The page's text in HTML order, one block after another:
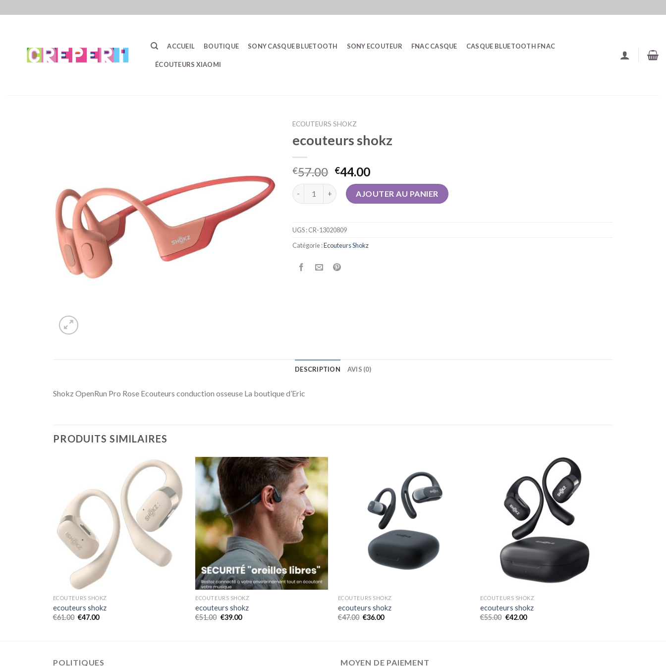
ACCUEIL BOUTIQUE SONY CASQUE BLUETOOTH SONY ECOUTEUR FNAC CASQUE CASQUE BLUETOOTH FNAC
ÉCOUTEURS XIAOMI
ECOUTEURS SHOKZ
ecouteurs shokz
€57.00 €44.00
quantité de ecouteurs shokzAJOUTER AU PANIER
UGS :CR-13020809
Catégorie :Ecouteurs Shokz
DESCRIPTION AVIS (0)
Shokz OpenRun Pro Rose Ecouteurs conduction osseuse La boutique d’Eric
PRODUITS SIMILAIRES
ECOUTEURS SHOKZ
ecouteurs shokz
€61.00 €47.00
ECOUTEURS SHOKZ
ecouteurs shokz
€51.00 €39.00
ECOUTEURS SHOKZ
ecouteurs shokz
€47.00 €36.00
ECOUTEURS SHOKZ
ecouteurs shokz
€55.00 €42.00
POLITIQUES MOYEN DE PAIEMENT